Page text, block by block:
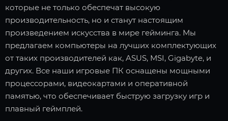
которые не только обеспечат высокую
производительность, но и станут настоящим
произведением искусства в мире гейминга. Мы
предлагаем компьютеры на лучших комплектующих
от таких производителей как, ASUS, MSI, Gigabyte, и
других. Все наши игровые ПК оснащены мощными
процессорами, видеокартами и оперативной
памятью, что обеспечивает быструю загрузку игр и
плавный геймплей.